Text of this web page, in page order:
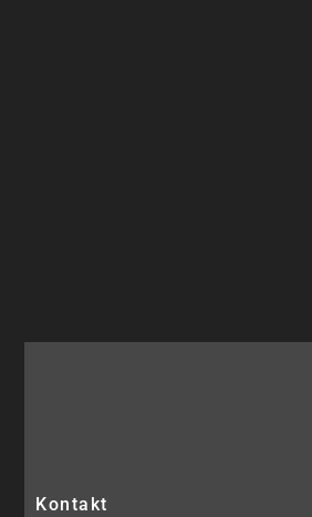
Kontakt